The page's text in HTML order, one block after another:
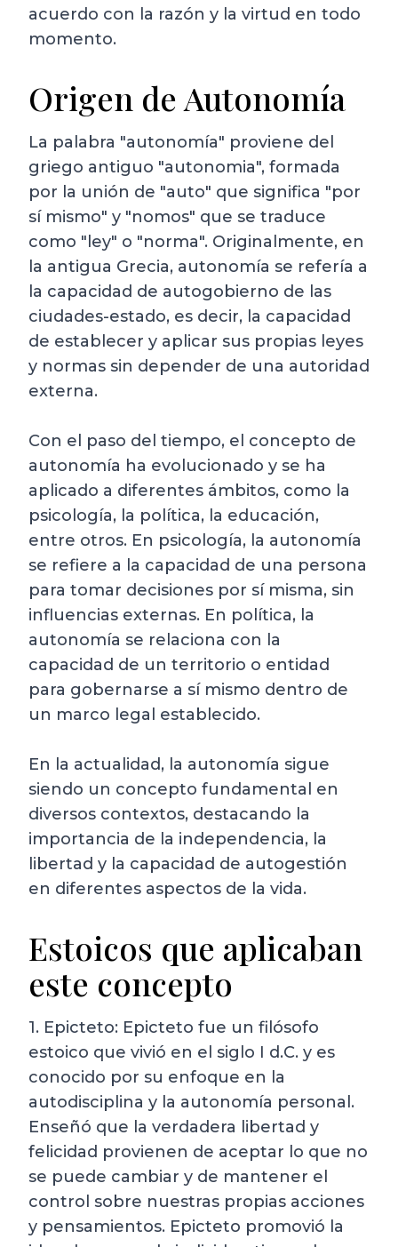
acuerdo con la razón y la virtud en todo
momento.
Origen de Autonomía
La palabra "autonomía" proviene del
griego antiguo "autonomia", formada
por la unión de "auto" que significa "por
sí mismo" y "nomos" que se traduce
como "ley" o "norma". Originalmente, en
la antigua Grecia, autonomía se refería a
la capacidad de autogobierno de las
ciudades-estado, es decir, la capacidad
de establecer y aplicar sus propias leyes
y normas sin depender de una autoridad
externa.
Con el paso del tiempo, el concepto de
autonomía ha evolucionado y se ha
aplicado a diferentes ámbitos, como la
psicología, la política, la educación,
entre otros. En psicología, la autonomía
se refiere a la capacidad de una persona
para tomar decisiones por sí misma, sin
influencias externas. En política, la
autonomía se relaciona con la
capacidad de un territorio o entidad
para gobernarse a sí mismo dentro de
un marco legal establecido.
En la actualidad, la autonomía sigue
siendo un concepto fundamental en
diversos contextos, destacando la
importancia de la independencia, la
libertad y la capacidad de autogestión
en diferentes aspectos de la vida.
Estoicos que aplicaban
este concepto
1. Epicteto: Epicteto fue un filósofo
estoico que vivió en el siglo I d.C. y es
conocido por su enfoque en la
autodisciplina y la autonomía personal.
Enseñó que la verdadera libertad y
felicidad provienen de aceptar lo que no
se puede cambiar y de mantener el
control sobre nuestras propias acciones
y pensamientos. Epicteto promovió la